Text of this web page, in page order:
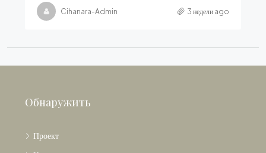
Cihanara-Admin 3 недели ago
Обнаружить
Проект